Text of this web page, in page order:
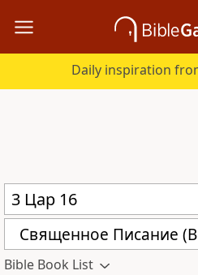
Daily inspiration
Bible Book List